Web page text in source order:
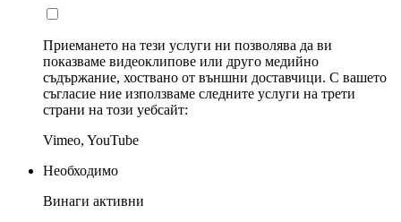
Приемането на тези услуги ни позволява да ви
показваме видеоклипове или друго медийно
съдържание, хоствано от външни доставчици. С вашето
съгласие ние използваме следните услуги на трети
страни на този уебсайт:
Vimeo, YouTube
Необходимо
Винаги активни